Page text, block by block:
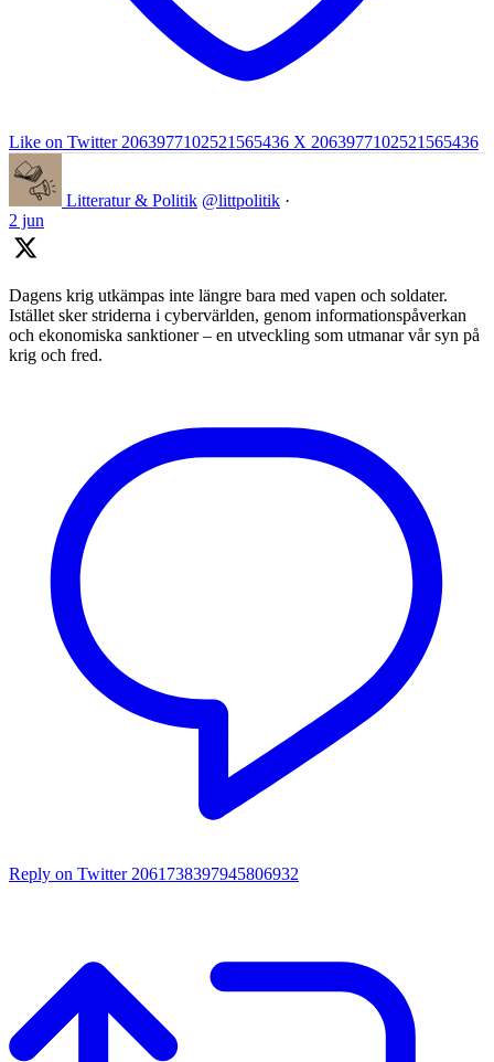
Like on Twitter 2063977102521565436 X 2063977102521565436
Litteratur & Politik @littpolitik ·
2 jun
Dagens krig utkämpas inte längre bara med vapen och soldater.
Istället sker striderna i cybervärlden, genom informationspåverkan
och ekonomiska sanktioner – en utveckling som utmanar vår syn på
krig och fred.
Reply on Twitter 2061738397945806932